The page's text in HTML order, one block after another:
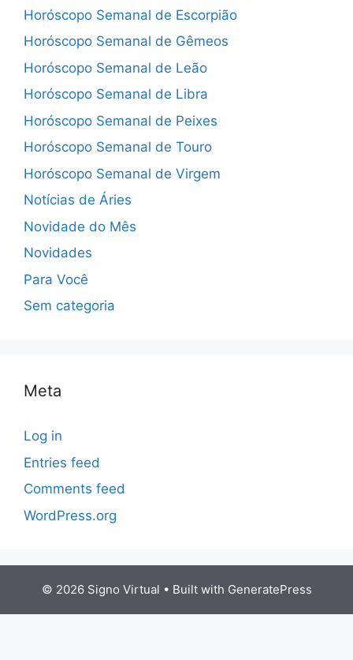
Horóscopo Semanal de Escorpião
Horóscopo Semanal de Gêmeos
Horóscopo Semanal de Leão
Horóscopo Semanal de Libra
Horóscopo Semanal de Peixes
Horóscopo Semanal de Touro
Horóscopo Semanal de Virgem
Notícias de Áries
Novidade do Mês
Novidades
Para Você
Sem categoria
Meta
Log in
Entries feed
Comments feed
WordPress.org
© 2026 Signo Virtual • Built with GeneratePress